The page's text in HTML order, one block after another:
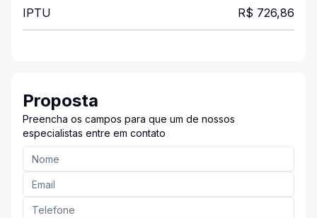
IPTU R$ 726,86
Proposta
Preencha os campos para que um de nossos
especialistas entre em contato